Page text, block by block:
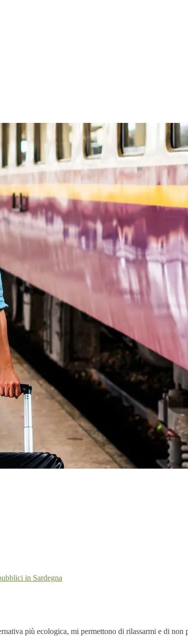
in Sardegna
più ecologica, mi permettono di rilassarmi e di non